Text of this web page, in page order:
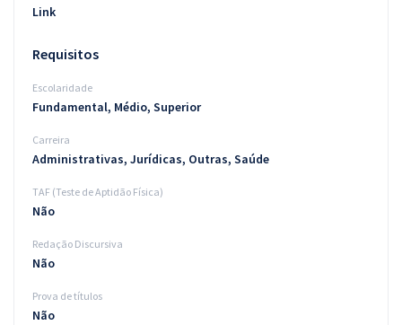
Link
Requisitos
Escolaridade
Fundamental, Médio, Superior
Carreira
Administrativas, Jurídicas, Outras, Saúde
TAF (Teste de Aptidão Física)
Não
Redação Discursiva
Não
Prova de títulos
Não